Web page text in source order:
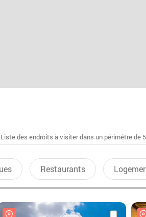
des endroits à visiter dans un périmétre de
Restaurants